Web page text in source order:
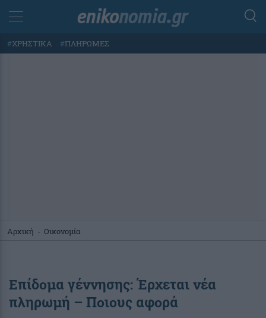
#ΧΡΗΣΤΙΚΑ #ΠΛΗΡΩΜΕΣ
Αρχική - Οικονομία
Επίδομα γέννησης: Έρχεται νέα
πληρωμή – Ποιους αφορά